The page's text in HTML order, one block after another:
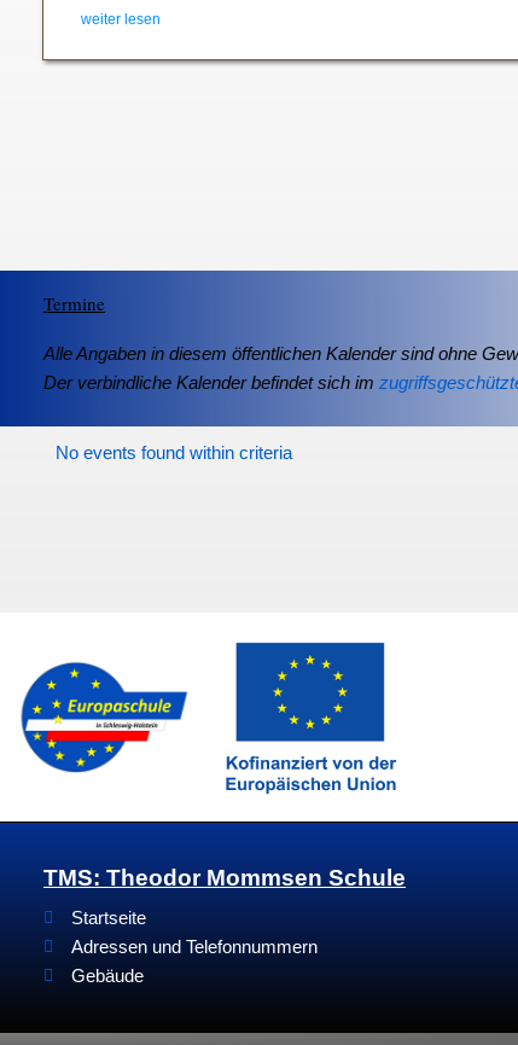
weiter lesen
Termine
Alle Angaben in diesem öffentlichen Kalender sind ohne
Der verbindliche Kalender befindet sich im
No events found within criteria
TMS: Theodor Mommsen Schule
Startseite
Adressen und Telefonnummern
Gebäude